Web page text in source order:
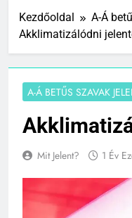
Kezdőoldal
A-Á
Akklimatizálódni
A-Á BETŰS SZAVAK
Mit Jelent? 1 Év